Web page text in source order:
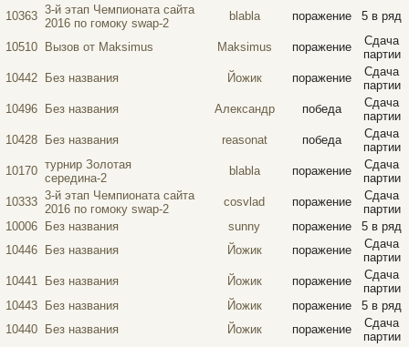
10363 3-й этап Чемпионата сайта
2016 по гомоку swap-2
blabla поражение 5 в ряд
10510 Вызов от Maksimus Maksimus поражение
Сдача
партии
10442
Без названия Йожик поражение
Сдача
партии
10496
Без названия Александр победа
Сдача
партии
10428
Без названия reasonat победа
Сдача
партии
10170 турнир Золотая
середина-2
blabla поражение
Сдача
партии
10333 3-й этап Чемпионата сайта
2016 по гомоку swap-2
cosvlad поражение
Сдача
партии
10006
Без названия sunny поражение
5 в ряд
10446
Без названия Йожик поражение
Сдача
партии
10441
Без названия Йожик поражение
Сдача
партии
10443
Без названия Йожик поражение
5 в ряд
10440
Без названия Йожик поражение
Сдача
партии